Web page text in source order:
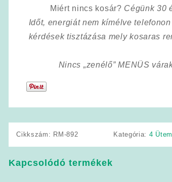
Miért nincs kosár? Cégünk 30
Időt, energiát nem kímélve
kérdések tisztázása mely kosaras
Nincs „zenélő” MENÜS
Cikkszám: RM-892 Kategória: 4
Kapcsolódó termékek